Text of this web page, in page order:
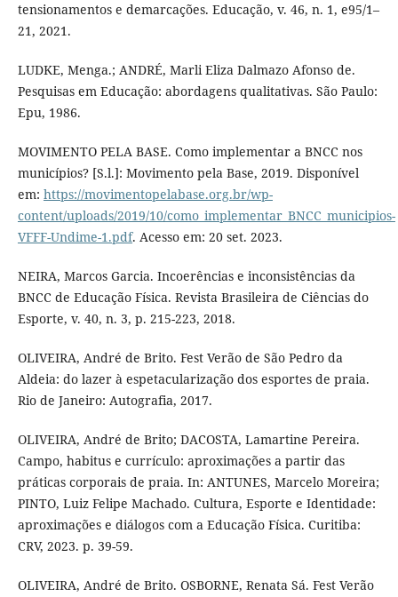
tensionamentos e demarcações. Educação, v. 46, n. 1, e95/1–
21, 2021.
LUDKE, Menga.; ANDRÉ, Marli Eliza Dalmazo Afonso de.
Pesquisas em Educação: abordagens qualitativas. São Paulo:
Epu, 1986.
MOVIMENTO PELA BASE. Como implementar a BNCC nos
municípios? [S.l.]: Movimento pela Base, 2019. Disponível
em: https://movimentopelabase.org.br/wp-
content/uploads/2019/10/como_implementar_BNCC_municipios-
VFFF-Undime-1.pdf. Acesso em: 20 set. 2023.
NEIRA, Marcos Garcia. Incoerências e inconsistências da
BNCC de Educação Física. Revista Brasileira de Ciências do
Esporte, v. 40, n. 3, p. 215-223, 2018.
OLIVEIRA, André de Brito. Fest Verão de São Pedro da
Aldeia: do lazer à espetacularização dos esportes de praia.
Rio de Janeiro: Autografia, 2017.
OLIVEIRA, André de Brito; DACOSTA, Lamartine Pereira.
Campo, habitus e currículo: aproximações a partir das
práticas corporais de praia. In: ANTUNES, Marcelo Moreira;
PINTO, Luiz Felipe Machado. Cultura, Esporte e Identidade:
aproximações e diálogos com a Educação Física. Curitiba:
CRV, 2023. p. 39-59.
OLIVEIRA, André de Brito. OSBORNE, Renata Sá. Fest Verão